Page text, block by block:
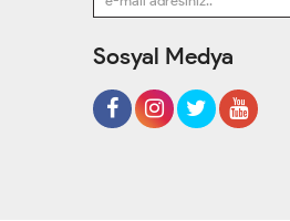
Sosyal Medya